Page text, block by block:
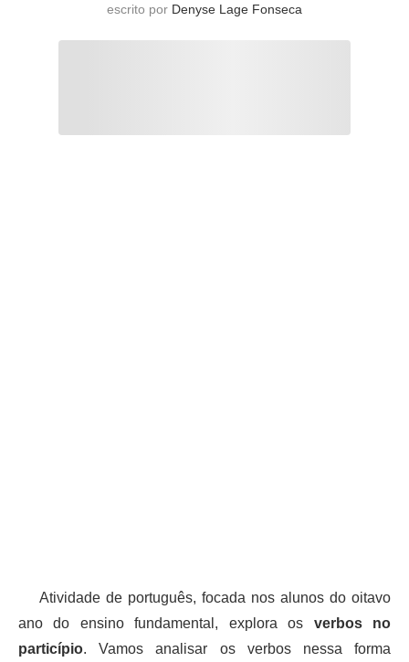
escrito por Denyse Lage Fonseca
Atividade de português, focada nos alunos do oitavo
ano do ensino fundamental, explora os verbos no
particípio. Vamos analisar os verbos nessa forma